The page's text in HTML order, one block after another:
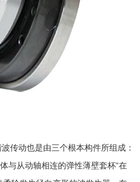
传动也是由三个根本构件所组成：
与从动轴相连的弹性薄壁套杯“在